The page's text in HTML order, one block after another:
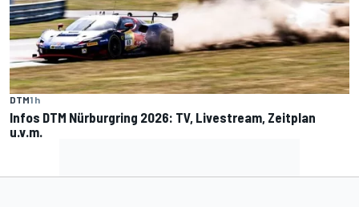
DTM1 h
Infos DTM Nürburgring 2026: TV, Livestream, Zeitplan
u.v.m.